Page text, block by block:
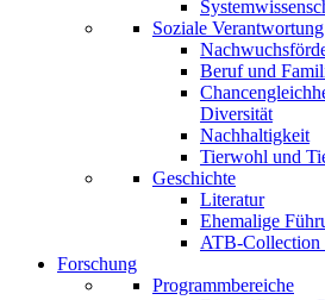
Soziale Verantwortung
Beruf und
Diversität
Nachhaltigkeit
Tierwohl und
Geschichte
Literatur
Ehemalige
ATB-Collection
Forschung
Programmbereiche